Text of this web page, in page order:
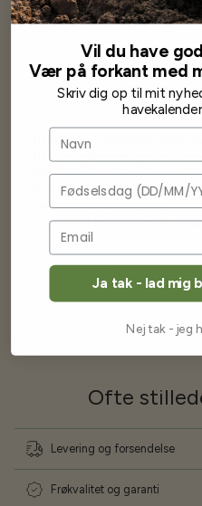
Vores
Har altid kun mødt god
Har lige i går modtaget de
wauw en god kvalitet og
Som skrevet før når jeg har
venlighed og god service.
Jeg vil klart anbefale andre at
Karsten Larsen
Ofte
Levering og forsendelse
Frøkvalitet og garanti
Vil du have
Vær på forkant med
Skriv dig op til mit
Navn
Fødselsdag
Ja tak - lad mig
Nej tak - jeg